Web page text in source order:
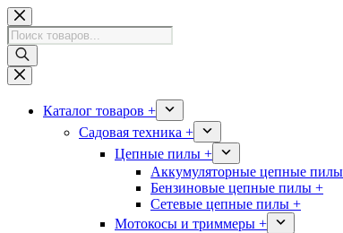
Перейти
к
сути
Поиск
товаров
Каталог товаров +
Садовая техника +
Цепные пилы +
Аккумуляторные цепные
Бензиновые цепные пилы +
Сетевые цепные пилы +
Мотокосы и триммеры +